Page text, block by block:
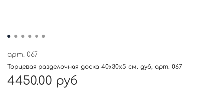
арт. 067
Торцевая разделочная доска 40x30x5 см. дуб, арт. 067
4450.00 руб